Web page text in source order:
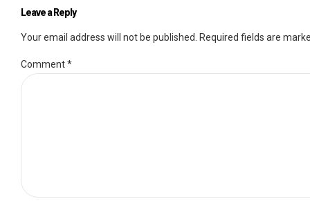
Leave a Reply
Your email address will not be published. Required fields are
Comment*